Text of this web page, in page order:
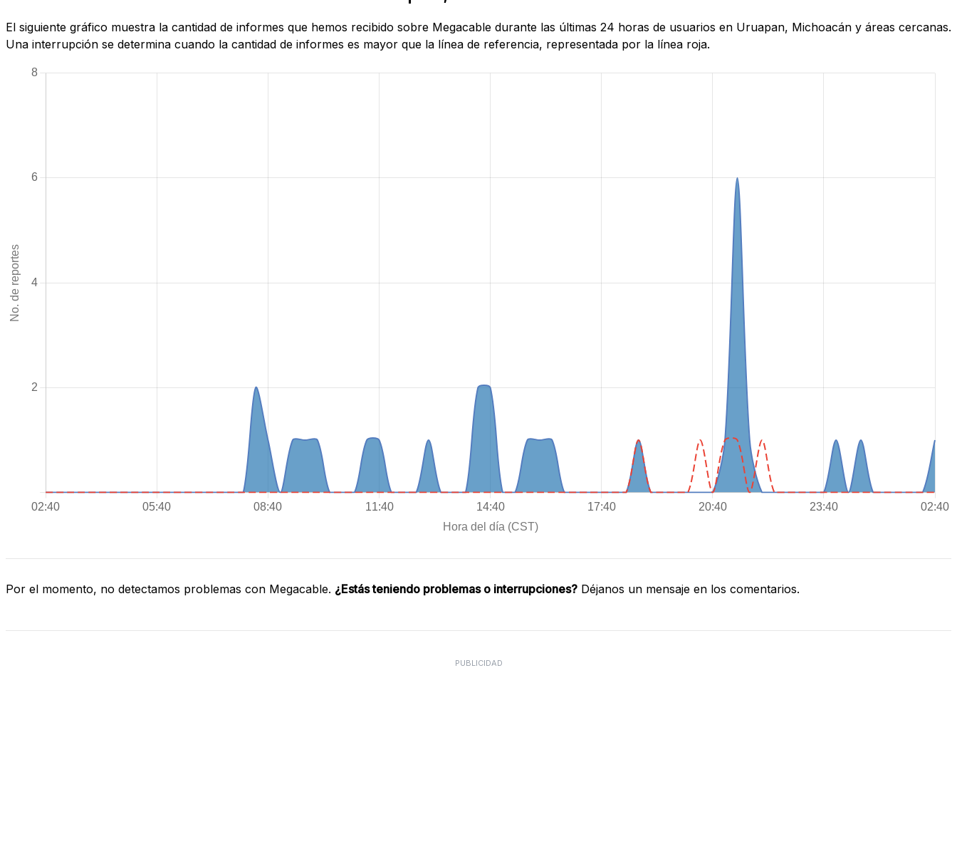
El siguiente gráfico muestra la cantidad de informes que hemos recibido sobre Megacable durante las últimas 24 horas de usuarios en Uruapan, Michoacán y áreas cercanas.
Una interrupción se determina cuando la cantidad de informes es mayor que la línea de referencia, representada por la línea roja.
Por el momento, no detectamos problemas con Megacable. ¿Estás teniendo problemas o interrupciones? Déjanos un mensaje en los comentarios.
PUBLICIDAD